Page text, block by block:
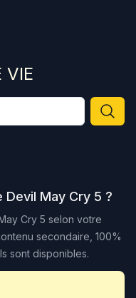
VIE
Devil May Cry 5 ?
Cry 5 selon votre
secondaire, 100%
sont disponibles.